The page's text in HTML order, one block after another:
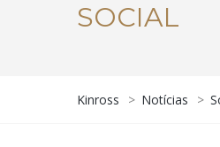
SOCIAL
Kinross > Notícias >